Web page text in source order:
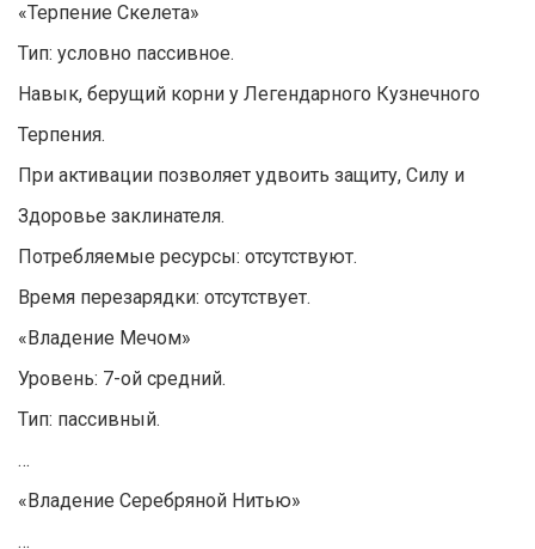
«Терпение Скелета»
Тип: условно пассивное.
Навык, берущий корни у Легендарного Кузнечного
Терпения.
При активации позволяет удвоить защиту, Силу и
Здоровье заклинателя.
Потребляемые ресурсы: отсутствуют.
Время перезарядки: отсутствует.
«Владение Мечом»
Уровень: 7-ой средний.
Тип: пассивный.
…
«Владение Серебряной Нитью»
…